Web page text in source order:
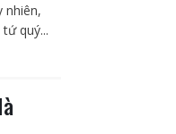
nhiên,
quý...